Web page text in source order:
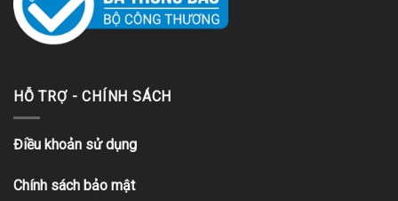
HỖ TRỢ - CHÍNH SÁCH
Điều khoản sử dụng
Chính sách bảo mật